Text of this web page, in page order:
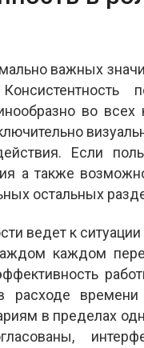
важных
во всех
Если
а также
остальных
ведет к
каждом
расходе
в пределах